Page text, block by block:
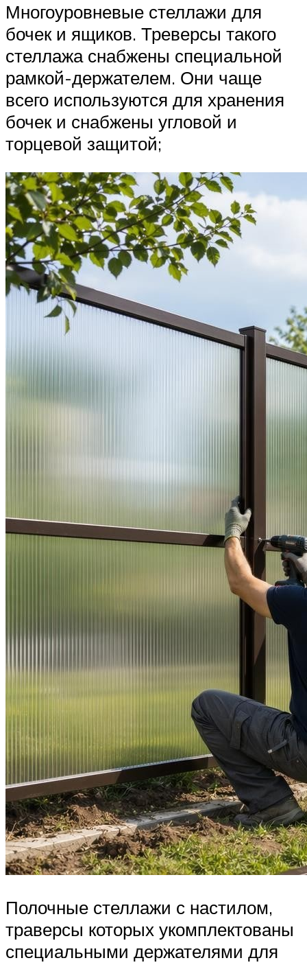
Многоуровневые стеллажи для
бочек и ящиков. Треверсы такого
стеллажа снабжены специальной
рамкой-держателем. Они чаще
всего используются для хранения
бочек и снабжены угловой и
торцевой защитой;
Полочные стеллажи с настилом,
траверсы которых укомплектованы
специальными держателями для